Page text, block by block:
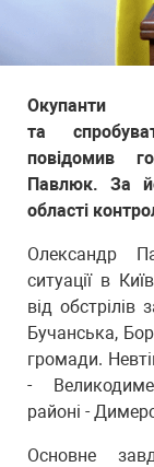
Окупанти
та
повідомив
Павлюк. За
області
Олександр
ситуації в
від обстрілів
Бучанська,
громади.
-
районі -
Основне